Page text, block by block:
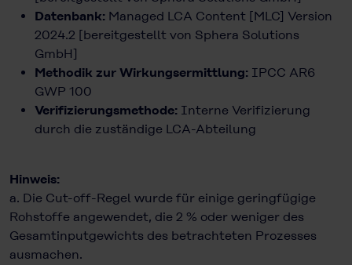
Datenbank: Managed LCA Content [MLC] Version
2024.2 [bereitgestellt von Sphera Solutions
GmbH]
Methodik zur Wirkungsermittlung: IPCC AR6
GWP 100
Verifizierungsmethode: Interne Verifizierung
durch die zuständige LCA-Abteilung
Hinweis:
a. Die Cut-off-Regel wurde für einige geringfügige
Rohstoffe angewendet, die 2 % oder weniger des
Gesamtinputgewichts des betrachteten Prozesses
ausmachen.